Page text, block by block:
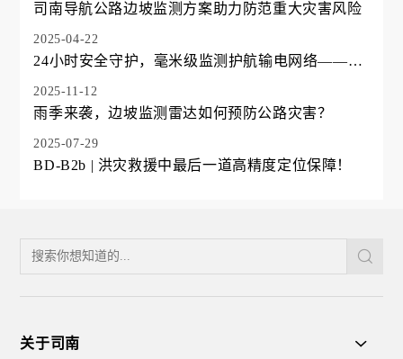
司南导航公路边坡监测方案助力防范重大灾害风险
2025-04-22
24小时安全守护，毫米级监测护航输电网络——电
力铁塔案例分享
2025-11-12
雨季来袭，边坡监测雷达如何预防公路灾害？
2025-07-29
BD-B2b | 洪灾救援中最后一道高精度定位保障！
关于司南